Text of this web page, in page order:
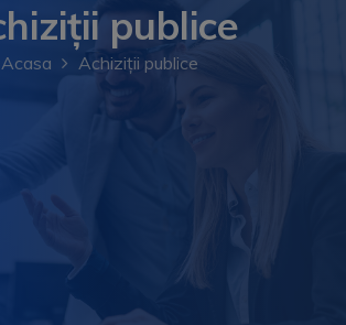
publice
Acasa Achiziții publice